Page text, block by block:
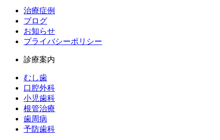
治療症例
ブログ
お知らせ
プライバシーポリシー
診療案内
むし歯
口腔外科
小児歯科
根管治療
歯周病
予防歯科